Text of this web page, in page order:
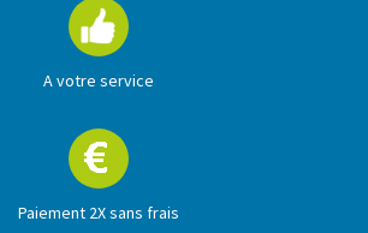
A votre service
Paiement 2X sans frais